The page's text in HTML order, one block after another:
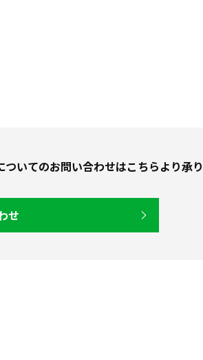
ついてのお問い合わせはこちらより承
せ